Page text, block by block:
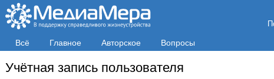
Всё Главное Авторское Вопросы
Учётная запись пользователя